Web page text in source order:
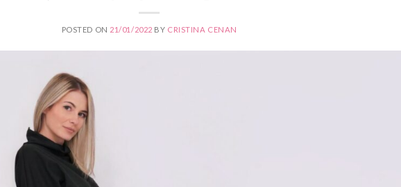
POSTED ON 21/01/2022 BY CRISTINA CENAN